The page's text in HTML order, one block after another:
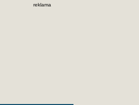
reklama